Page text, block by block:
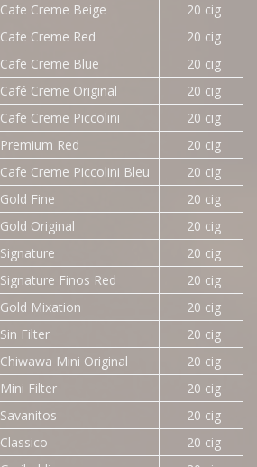
Cafe Creme Beige
20 cig
Cafe Creme Red
20 cig
Cafe Creme Blue
20 cig
Café Creme Original
20 cig
Cafe Creme Piccolini
20 cig
Premium Red
20 cig
Cafe Creme Piccolini Bleu
20 cig
Gold Fine
20 cig
Gold Original
20 cig
Signature
20 cig
Signature Finos Red
20 cig
Gold Mixation
20 cig
Sin Filter
20 cig
Chiwawa Mini Original
20 cig
Mini Filter
20 cig
Savanitos
20 cig
Classico
20 cig